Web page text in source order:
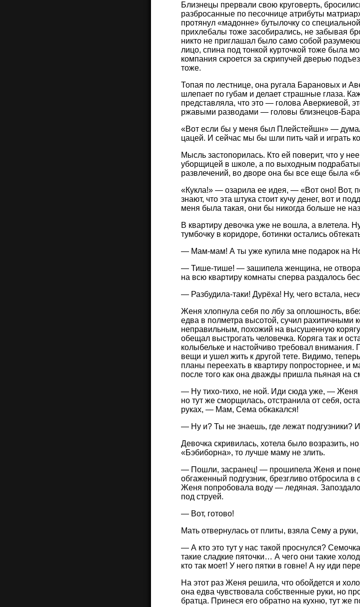
Близнецы прервали свою круговерть,
разбросанные по песочнице атрибуты
протянул «мадонне» бутылочку со
прихлебалы тоже засобирались, не забывая
никто не приглашал было само собой
лицо, спина под тонкой курточкой тоже была
компания скроется за скрипучей дверью
тоже.
Топая по лестнице, она ругала Барановых и
шлепает по губам и делает страшные глаза.
представляла, что это — голова Аверкиевой,
ржавыми разводами — головы близнецов-
«Вот если бы у меня был Плейстейшн» —
цацей. И сейчас мы бы шли пить чай и играть
Мысль застопорилась. Кто ей поверит, что у
уборщицей в школе, а по выходным
развлечений, во дворе она бы все еще была
«Кукла!» — озарила ее идея, — «Вот оно! Вот,
знают, что эта штука стоит кучу денег, вот и
меня была такая, они бы никогда больше не
В квартиру девочка уже не вошла, а влетела.
тумбочку в коридоре, ботинки остались
— Мам-мам! А ты уже купила мне подарок на
— Тише-тише! — зашипела женщина, не
на всю квартиру комнаты сперва раздалось
— Разбудила-таки! Дурёха! Ну, чего встала,
Женя хлопнула себя по лбу за оплошность,
едва в полметра высотой, сучил
неправильным, похожий на высушенную
обещал выстрогать человечка. Коряга так и
колыбельке и настойчиво требовал
вещи и ушел жить к другой тете. Видимо,
планы переехать в квартиру попросторнее, и
после того как она дважды пришла пьяная на
— Ну тихо-тихо, не ной. Иди сюда уже, — Женя
но тут же сморщилась, отстранила от себя,
руках, — Мам, Сема обкакался!
— Ну и? Ты не знаешь, где лежат подгузники?
Девочка скривилась, хотела было возразить,
«Бэбиборна», то лучше маму не злить.
— Пошли, засранец! — прошипела Женя и
обгаженный подгузник, брезгливо отбросила
Женя попробовала воду — ледяная.
под струей.
— Вот, готово!
Мать отвернулась от плиты, взяла Сему а
— А кто это тут у нас такой проснулся?
такие сладкие пяточки… А чего они такие
кто так моет! У него пятки в говне! А ну иди
На этот раз Женя решила, что обойдется и
она едва чувствовала собственные руки, но
братца. Принеся его обратно на кухню, тут же